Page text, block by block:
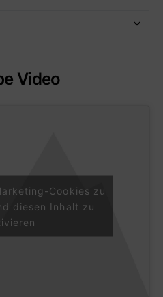
Video
Cookies zu
diesen Inhalt zu